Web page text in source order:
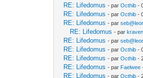
RE: Lifedomus - parOcthib -
RE: Lifedomus - parOcthib -
RE: Lifedomus - par
RE: Lifedomus - parkraven
RE: Lifedomus - par
RE: Lifedomus - parOcthib -
RE: Lifedomus - parOcthib -
RE: Lifedomus - par Faelwee
RE: Lifedomus - parOcthib -